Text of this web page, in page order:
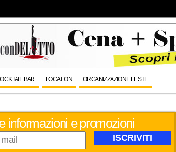
BAR LOCATION ORGANIZZAZIONE FESTE
informazioni e promozioni